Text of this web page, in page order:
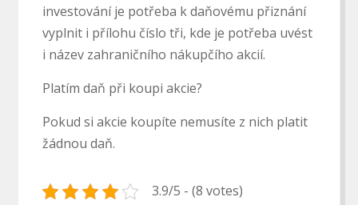
investování je potřeba k daňovému přiznání
vyplnit i přílohu číslo tři, kde je potřeba uvést
i název zahraničního nákupčího akcií.
Platím daň při koupi akcie?
Pokud si akcie koupíte nemusíte z nich platit
žádnou daň.
3.9/5 - (8 votes)